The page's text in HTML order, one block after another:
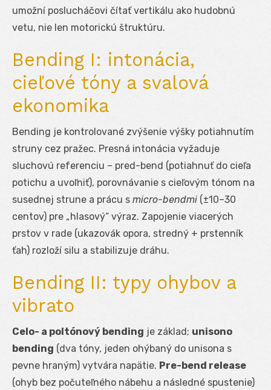
umožní poslucháčovi čítať vertikálu ako hudobnú
vetu, nie len motorickú štruktúru.
Bending I: intonácia,
cieľové tóny a svalová
ekonomika
Bending je kontrolované zvýšenie výšky potiahnutím
struny cez pražec. Presná intonácia vyžaduje
sluchovú referenciu – pred-bend (potiahnuť do cieľa
potichu a uvoľniť), porovnávanie s cieľovým tónom na
susednej strune a prácu s micro-bendmi (±10–30
centov) pre „hlasový“ výraz. Zapojenie viacerých
prstov v rade (ukazovák opora, stredný + prstenník
ťah) rozloží silu a stabilizuje dráhu.
Bending II: typy ohybov a
vibrato
Celo- a poltónový bending je základ; unisono
bending (dva tóny, jeden ohýbaný do unisona s
pevne hraným) vytvára napätie. Pre-bend release
(ohyb bez počuteľného nábehu a následné spustenie)